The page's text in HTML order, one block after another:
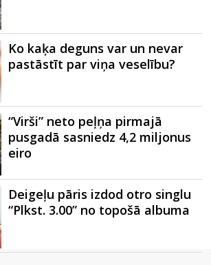
Ko kaķa deguns var un nevar
pastāstīt par viņa veselību?
“Virši” neto peļņa pirmajā
pusgadā sasniedz 4,2 miljonus
eiro
Deigeļu pāris izdod otro singlu
“Plkst. 3.00” no topošā albuma